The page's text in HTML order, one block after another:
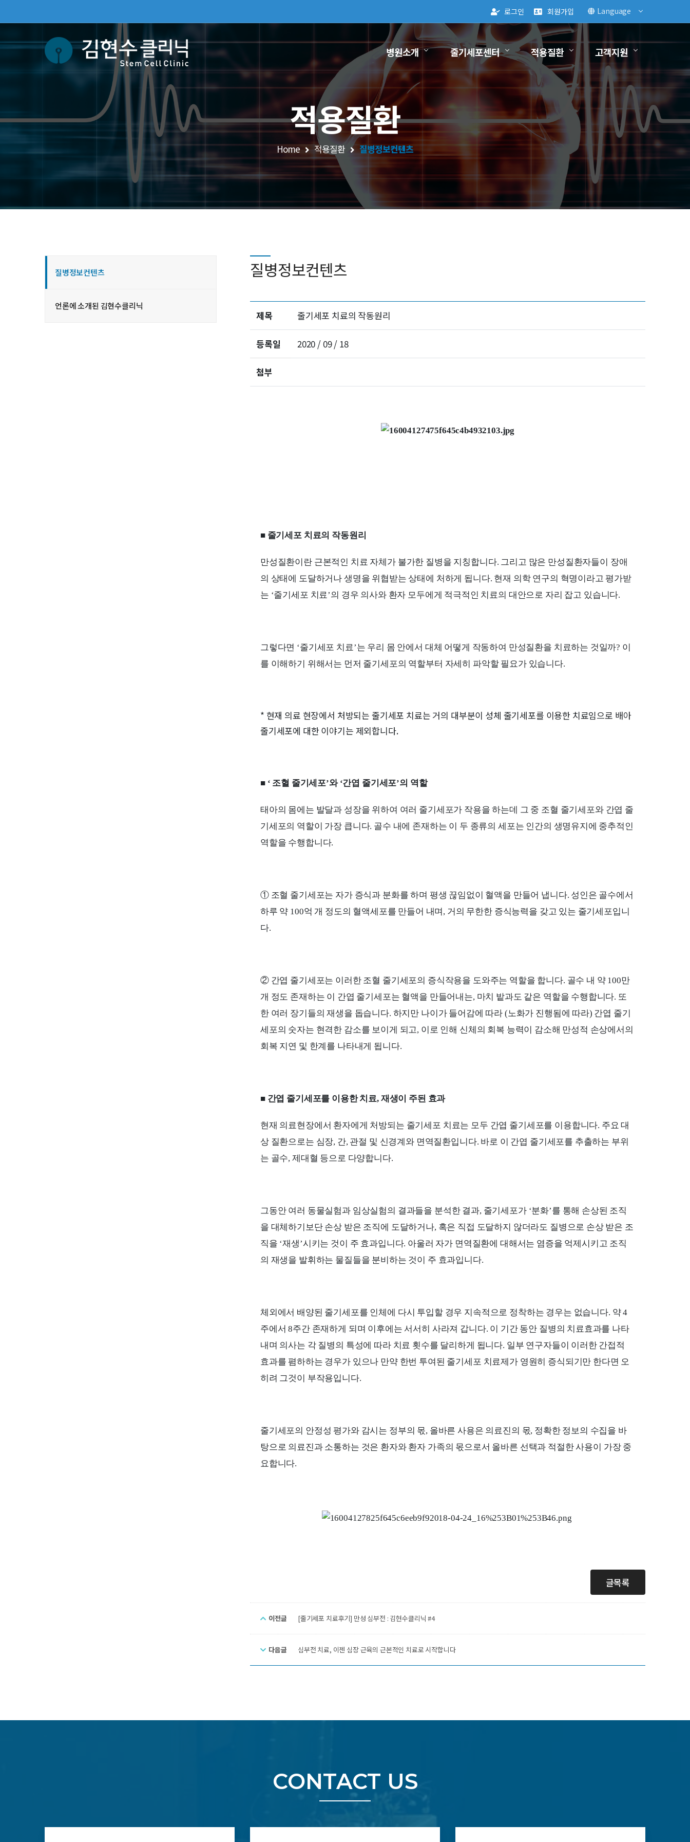
로그인 회원가입 Language
병원소개 줄기세포센터 적용질환 고객지원
적용질환
Home 적용질환 질병정보컨텐츠
질병정보컨텐츠
언론에 소개된 김현수클리닉
질병정보컨텐츠
제목 줄기세포 치료의 작동원리
등록일 2020 / 09 / 18
첨부
■ 줄기세포 치료의 작동원리
만성질환이란 근본적인 치료 자체가 불가한 질병을 지칭합니다. 그리고 많은 만성질환자들이 장애
의 상태에 도달하거나 생명을 위협받는 상태에 처하게 됩니다. 현재 의학 연구의 혁명이라고 평가받
는 ‘줄기세포 치료’의 경우 의사와 환자 모두에게 적극적인 치료의 대안으로 자리 잡고 있습니다.
그렇다면 ‘줄기세포 치료’는 우리 몸 안에서 대체 어떻게 작동하여 만성질환을 치료하는 것일까? 이
를 이해하기 위해서는 먼저 줄기세포의 역할부터 자세히 파악할 필요가 있습니다.
* 현재 의료 현장에서 처방되는 줄기세포 치료는 거의 대부분이 성체 줄기세포를 이용한 치료임으로 배아
줄기세포에 대한 이야기는 제외합니다.
■ ‘ 조혈 줄기세포’와 ‘간엽 줄기세포’의 역할
태아의 몸에는 발달과 성장을 위하여 여러 줄기세포가 작용을 하는데 그 중 조혈 줄기세포와 간엽 줄
기세포의 역할이 가장 큽니다. 골수 내에 존재하는 이 두 종류의 세포는 인간의 생명유지에 중추적인
역할을 수행합니다.
① 조혈 줄기세포는 자가 증식과 분화를 하며 평생 끊임없이 혈액을 만들어 냅니다. 성인은 골수에서
하루 약 100억 개 정도의 혈액세포를 만들어 내며, 거의 무한한 증식능력을 갖고 있는 줄기세포입니
다.
② 간엽 줄기세포는 이러한 조혈 줄기세포의 증식작용을 도와주는 역할을 합니다. 골수 내 약 100만
개 정도 존재하는 이 간엽 줄기세포는 혈액을 만들어내는, 마치 밭과도 같은 역할을 수행합니다. 또
한 여러 장기들의 재생을 돕습니다. 하지만 나이가 들어감에 따라 (노화가 진행됨에 따라) 간엽 줄기
세포의 숫자는 현격한 감소를 보이게 되고, 이로 인해 신체의 회복 능력이 감소해 만성적 손상에서의
회복 지연 및 한계를 나타내게 됩니다.
■ 간엽 줄기세포를 이용한 치료, 재생이 주된 효과
현재 의료현장에서 환자에게 처방되는 줄기세포 치료는 모두 간엽 줄기세포를 이용합니다. 주요 대
상 질환으로는 심장, 간, 관절 및 신경계와 면역질환입니다. 바로 이 간엽 줄기세포를 추출하는 부위
는 골수, 제대혈 등으로 다양합니다.
그동안 여러 동물실험과 임상실험의 결과들을 분석한 결과, 줄기세포가 ‘분화’를 통해 손상된 조직
을 대체하기보단 손상 받은 조직에 도달하거나, 혹은 직접 도달하지 않더라도 질병으로 손상 받은 조
직을 ‘재생’시키는 것이 주 효과입니다. 아울러 자가 면역질환에 대해서는 염증을 억제시키고 조직
의 재생을 발휘하는 물질들을 분비하는 것이 주 효과입니다.
체외에서 배양된 줄기세포를 인체에 다시 투입할 경우 지속적으로 정착하는 경우는 없습니다. 약 4
주에서 8주간 존재하게 되며 이후에는 서서히 사라져 갑니다. 이 기간 동안 질병의 치료효과를 나타
내며 의사는 각 질병의 특성에 따라 치료 횟수를 달리하게 됩니다. 일부 연구자들이 이러한 간접적
효과를 폄하하는 경우가 있으나 만약 한번 투여된 줄기세포 치료제가 영원히 증식되기만 한다면 오
히려 그것이 부작용입니다.
줄기세포의 안정성 평가와 감시는 정부의 몫, 올바른 사용은 의료진의 몫, 정확한 정보의 수집을 바
탕으로 의료진과 소통하는 것은 환자와 환자 가족의 몫으로서 올바른 선택과 적절한 사용이 가장 중
요합니다.
글목록
이전글 [줄기세포 치료후기] 만성 심부전 : 김현수클리닉 #4
다음글 심부전 치료, 이젠 심장 근육의 근본적인 치료로 시작합니다
CONTACT US